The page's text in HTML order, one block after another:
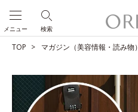
検索
メニュー
TOP マガジン（美容情報・読み物）